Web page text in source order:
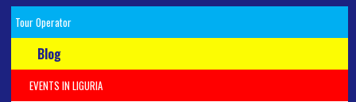
Tour Operator
Blog
EVENTS IN LIGURIA